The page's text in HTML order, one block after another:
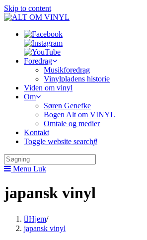
Skip to content
Foredrag
Musikforedrag
Vinylpladens historie
Viden om vinyl
Om
Søren Genefke
Bogen Alt om VINYL
Omtale og medier
Kontakt
Toggle website search
Menu Luk
japansk vinyl
Hjem/
japansk vinyl